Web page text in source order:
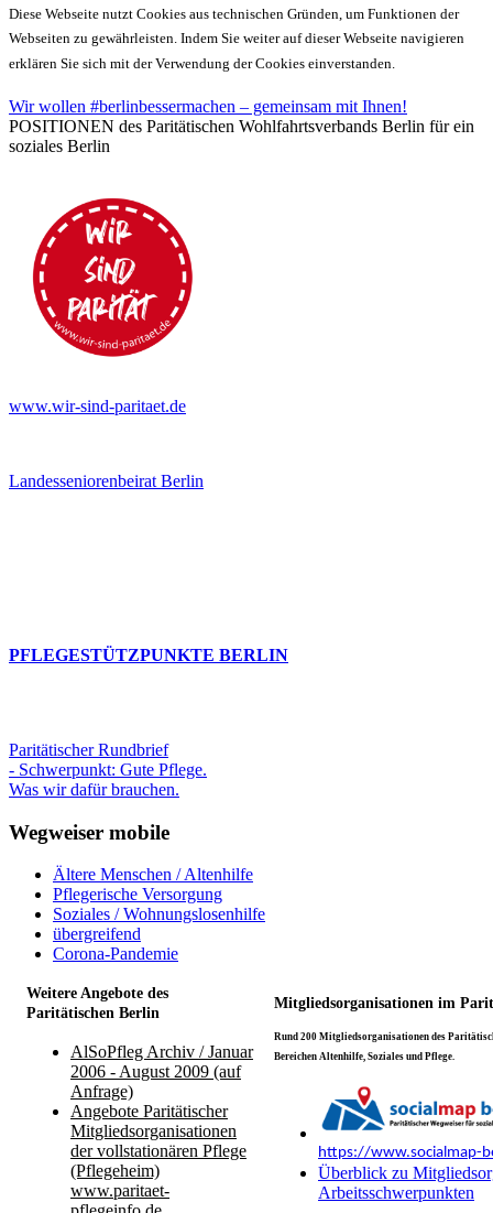
Diese Webseite nutzt Cookies aus technischen Gründen, um Funktionen der
Webseiten zu gewährleisten. Indem Sie weiter auf dieser Webseite navigieren
erklären Sie sich mit der Verwendung der Cookies einverstanden.
Wir wollen #berlinbessermachen – gemeinsam mit Ihnen!
POSITIONEN des Paritätischen Wohlfahrtsverbands Berlin für ein
soziales Berlin
www.wir-sind-paritaet.de
Landesseniorenbeirat Berlin
PFLEGESTÜTZPUNKTE BERLIN
Paritätischer Rundbrief
- Schwerpunkt: Gute Pflege.
Was wir dafür brauchen.
Wegweiser mobile
Ältere Menschen / Altenhilfe
Pflegerische Versorgung
Soziales / Wohnungslosenhilfe
übergreifend
Corona-Pandemie
Weitere Angebote des
Paritätischen Berlin
Mitgliedsorganisationen im
AlSoPfleg Archiv / Januar
2006 - August 2009 (auf
Anfrage)
Angebote Paritätischer
Mitgliedsorganisationen
der vollstationären Pflege
(Pflegeheim)
www.paritaet-
Rund 200 Mitgliedsorganisationen des
Bereichen Altenhilfe, Soziales und Pflege.
https://www.socialmap-
Überblick zu
Arbeitsschwerpunkten